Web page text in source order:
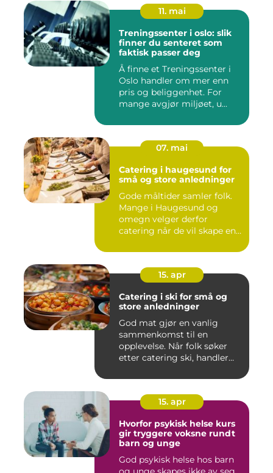
11. mai
Treningssenter i oslo: slik
finner du senteret som
faktisk passer deg
Å finne et Treningssenter i
Oslo handler om mer enn
pris og beliggenhet. For
mange avgjør miljøet, u...
07. mai
Catering i haugesund for
små og store anledninger
Gode måltider samler folk.
Mange i Haugesund og
omegn velger derfor
catering når de vil skape en
15. apr
Catering i ski for små og
store anledninger
God mat gjør en vanlig
sammenkomst til en
opplevelse. Når folk søker
etter catering ski, handler
15. apr
Hvorfor psykisk helse kurs
gir tryggere voksne rundt
barn og unge
God psykisk helse hos barn